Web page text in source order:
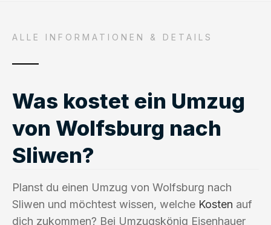
ALLE INFORMATIONEN & DETAILS
Was kostet ein Umzug
von Wolfsburg nach
Sliwen?
Planst du einen Umzug von Wolfsburg nach
Sliwen und möchtest wissen, welche Kosten auf
dich zukommen? Bei Umzugskönig Eisenhauer